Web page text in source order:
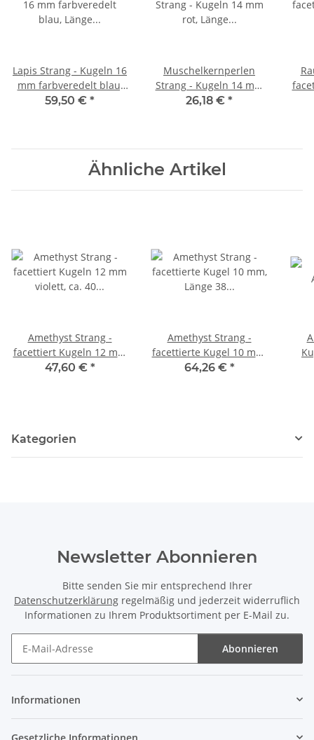
Lapis Strang - Kugeln 16
mm farbveredelt blau,
Länge 39 cm /1008
59,50 € *
Muschelkernperlen
Strang - Kugeln 14 mm
rot, Länge 42 cm /1192
26,18 € *
Ähnliche Artikel
Amethyst Strang -
facettiert Kugeln 12 mm
violett, ca. 40 cm /4116
47,60 € *
Amethyst Strang -
facettierte Kugel 10 mm,
Länge 38 cm /4117
64,26 € *
Kategorien
Newsletter Abonnieren
Bitte senden Sie mir entsprechend Ihrer
Datenschutzerklärung regelmäßig und jederzeit widerruflich
Informationen zu Ihrem Produktsortiment per E-Mail zu.
Abonnieren
Informationen